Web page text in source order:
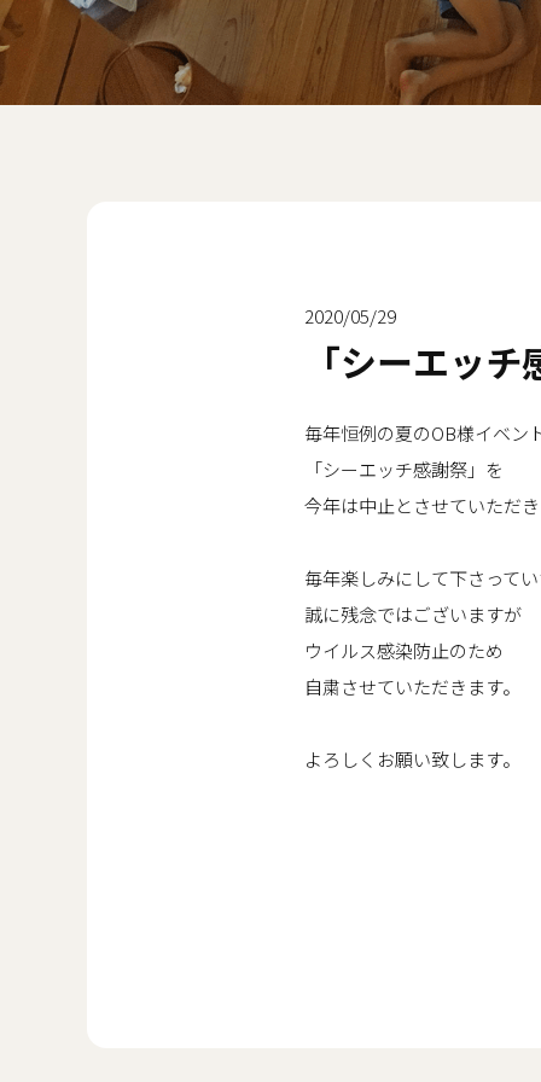
2020/05/29
「シーエッ
毎年恒例の夏のOB様イベン
「シーエッチ感謝祭」を
今年は中止とさせていただ
毎年楽しみにして下さって
誠に残念ではございますが
ウイルス感染防止のため
自粛させていただきます。
よろしくお願い致します。